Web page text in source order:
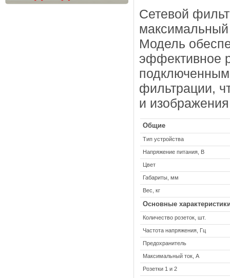
Сетевой
Модель
эффективное
фильтрации,
и
Общие
Тип устройства
Напряжение питания, В
Цвет
Габариты, мм
Вес, кг
Основные
Количество розеток, шт.
Частота напряжения, Гц
Предохранитель
Максимальный ток, А
Розетки 1 и 2